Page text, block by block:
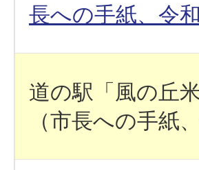
長への手紙、令
道の駅「風の丘
（市長への手紙